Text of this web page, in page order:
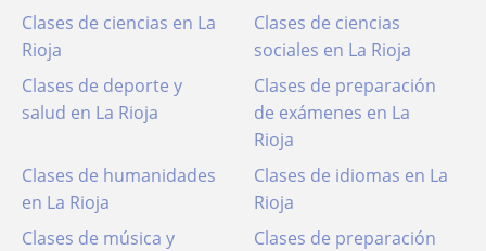
Clases de ciencias en La
Rioja
Clases de ciencias
sociales en La Rioja
Clases de deporte y
salud en La Rioja
Clases de preparación
de exámenes en La
Rioja
Clases de humanidades
en La Rioja
Clases de idiomas en La
Rioja
Clases de música y
Clases de preparación